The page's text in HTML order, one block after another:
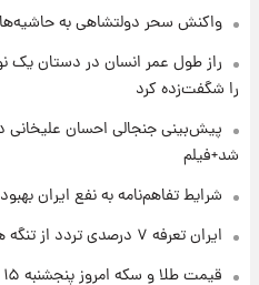
۱ روز پیش
۱ روز پیش
۱ روز پیش
واکنش سحر دولتشاهی به
را شگفت‌زده کرد
پیش‌بینی جنجالی احسان علیخانی
شد+فیلم
شرایط تفاهم‌نامه به نفع ایران
ایران تعرفه ۷ درصدی تردد از تنگه هرمز را ابلاغ کرد
قیمت طلا و سکه امروز پنجشنبه ۱۵ مرداد ۱۴۰۵